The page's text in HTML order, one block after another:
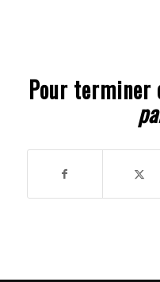
Pour terminer